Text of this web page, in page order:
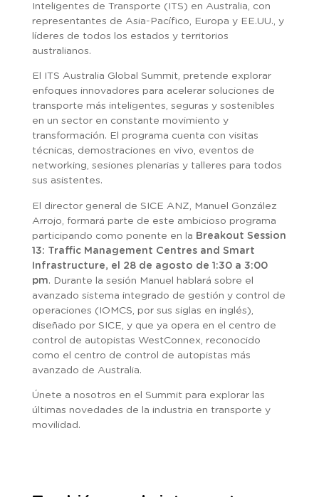
Inteligentes de Transporte (ITS) en Australia, con
representantes de Asia-Pacífico, Europa y EE.UU., y
líderes de todos los estados y territorios
australianos.
El ITS Australia Global Summit, pretende explorar
enfoques innovadores para acelerar soluciones de
transporte más inteligentes, seguras y sostenibles
en un sector en constante movimiento y
transformación. El programa cuenta con visitas
técnicas, demostraciones en vivo, eventos de
networking, sesiones plenarias y talleres para todos
sus asistentes.
El director general de SICE ANZ, Manuel González
Arrojo, formará parte de este ambicioso programa
participando como ponente en la Breakout Session
13: Traffic Management Centres and Smart
Infrastructure, el 28 de agosto de 1:30 a 3:00
pm. Durante la sesión Manuel hablará sobre el
avanzado sistema integrado de gestión y control de
operaciones (IOMCS, por sus siglas en inglés),
diseñado por SICE, y que ya opera en el centro de
control de autopistas WestConnex, reconocido
como el centro de control de autopistas más
avanzado de Australia.
Únete a nosotros en el Summit para explorar las
últimas novedades de la industria en transporte y
movilidad.